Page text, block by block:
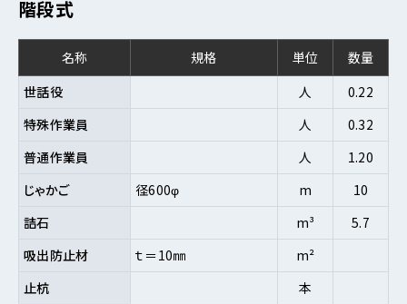
階段式
名称 規格 単位
数量
世話役
人
0.22
特殊作業員
人
0.32
普通作業員
人
1.20
じゃかご
径600φ m
10
詰石
m³
5.7
吸出防止材
ｔ＝10㎜
m²
止杭
本